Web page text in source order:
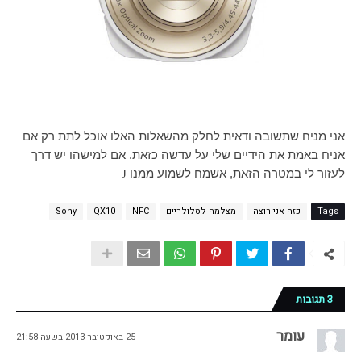
אני מניח שתשובה ודאית לחלק מהשאלות האלו אוכל לתת רק אם
אניח באמת את הידיים שלי על עדשה כזאת. אם למישהו יש דרך
לעזור לי במטרה הזאת, אשמח לשמוע ממנו J
Tags כזה אני רוצה מצלמה לסלולריים NFC
QX10
Sony
3 תגובות
עומר 25 באוקטובר 2013 בשעה 21:58